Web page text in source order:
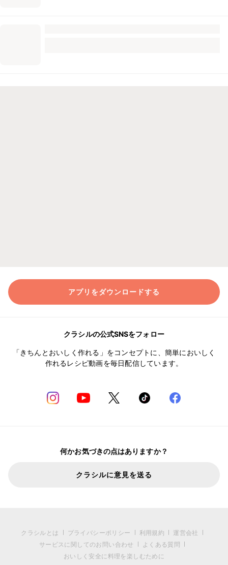
アプリをダウンロードする
クラシルの公式SNSをフォロー
「きちんとおいしく作れる」をコンセプトに、簡単においしく
作れるレシピ動画を毎日配信しています。
何かお気づきの点はありますか？
クラシルに意見を送る
クラシルとは プライバシーポリシー 利用規約
運営会社
サービスに関してのお問い合わせ
よくある質問
おいしく安全に料理を楽しむために